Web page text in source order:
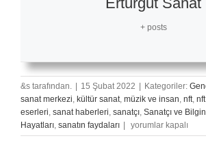
+ posts
&s tarafından. | 15 Şubat 2022 | Kategoriler:
sanat merkezi kültür sanat müzik ve insan nft
eserleri sanat haberleri sanatçı Sanatçı ve
Hayatları sanatın faydaları |
NFT
Ve
yorumlar kapalı